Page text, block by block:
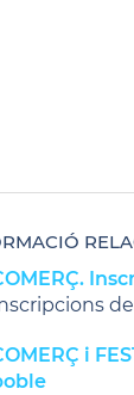
i